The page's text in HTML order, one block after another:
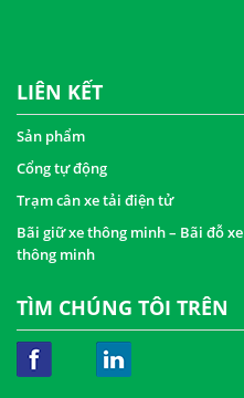
LIÊN KẾT
Sản phẩm
Cổng tự động
Trạm cân xe tải điện tử
Bãi giữ xe thông minh – Bãi đỗ xe
thông minh
TÌM CHÚNG TÔI TRÊN